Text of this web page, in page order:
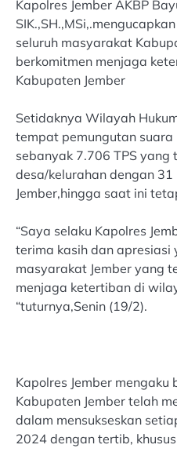
Kapolres Jember AKBP
seluruh masyarakat
berkomitmen menjaga
Kabupaten Jember
Setidaknya Wilayah
tempat pemungutan suara
sebanyak 7.706 TPS
desa/kelurahan dengan
Jember,hingga saat ini
“Saya selaku Kapolres
terima kasih dan apresiasi
masyarakat Jember yang
menjaga ketertiban di
“tuturnya,Senin (19/2).
Kapolres Jember
Kabupaten Jember telah
dalam mensukseskan
2024 dengan tertib,